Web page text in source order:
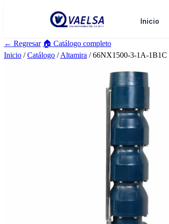
Inicio
← Regresar 🏠 Catálogo completo
Inicio /Catálogo /Altamira / 66NX1500-3-1A-1B1C